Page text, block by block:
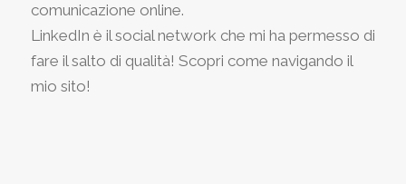
comunicazione online.
LinkedIn è il social network che mi ha permesso di
fare il salto di qualità! Scopri come navigando il
mio sito!